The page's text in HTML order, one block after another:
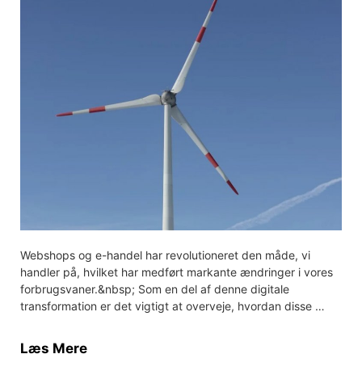
Webshops og e-handel har revolutioneret den måde, vi
handler på, hvilket har medført markante ændringer i vores
forbrugsvaner.&nbsp; Som en del af denne digitale
transformation er det vigtigt at overveje, hvordan disse …
Læs Mere